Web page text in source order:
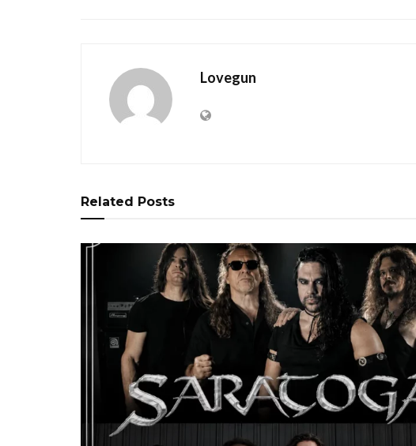
Lovegun
Related Posts